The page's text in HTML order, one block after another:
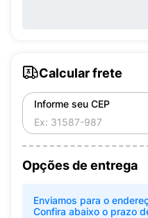
Calcular frete
Informe seu CEP
Opções de entrega
Enviamos para o
Confira abaixo o prazo